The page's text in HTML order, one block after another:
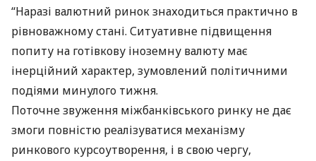
“Наразі валютний ринок знаходиться практично в
рівноважному стані. Ситуативне підвищення
попиту на готівкову іноземну валюту має
інерційний характер, зумовлений політичними
подіями минулого тижня.
Поточне звуження міжбанківського ринку не дає
змоги повністю реалізуватися механізму
ринкового курсоутворення, і в свою чергу,